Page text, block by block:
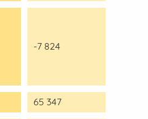
-7 824
65 347